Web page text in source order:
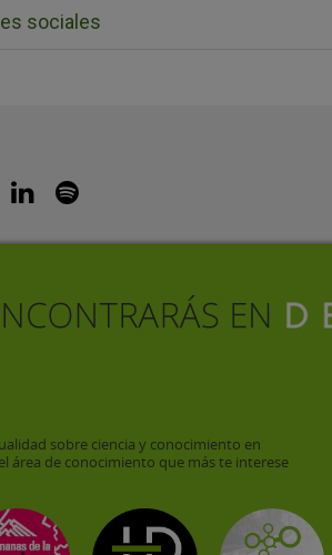
sociales
sobre ciencia y conocimiento en
área de conocimiento que más te interese